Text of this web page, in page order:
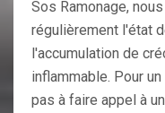
Sos Ramonage,
régulièrement l'état
l'accumulation de
inflammable. Pour
pas à faire appel à